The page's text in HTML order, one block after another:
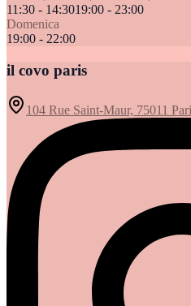
11:30 - 14:3019:00 - 23:00
Domenica
19:00 - 22:00
il covo paris
104 Rue Saint-Maur, 75011